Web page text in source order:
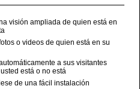
visión ampliada de quien está en
o videos de quien está en su
a sus visitantes
está o no está
de una fácil instalación